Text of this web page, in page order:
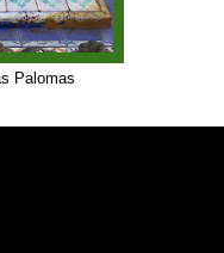
Palomas